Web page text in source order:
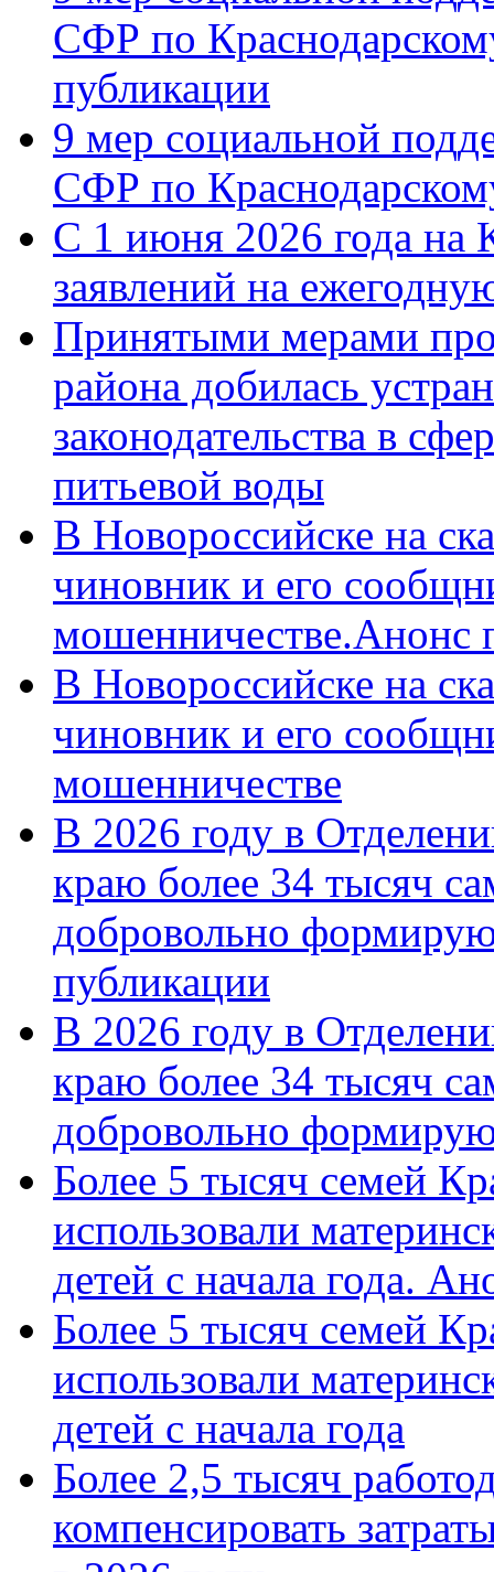
СФР по
публикации
9 мер социальной
СФР по
С 1 июня 2026 года на
заявлений на
Принятыми мерами
района добилась
законодательства в
питьевой воды
В Новороссийске на
чиновник и его
мошенничестве.Анонс
В Новороссийске на
чиновник и его
мошенничестве
В 2026 году в
краю более 34 тысяч
добровольно
публикации
В 2026 году в
краю более 34 тысяч
добровольно
Более 5 тысяч семей
использовали
детей с начала года.
Более 5 тысяч семей
использовали
детей с начала года
Более 2,5 тысяч
компенсировать